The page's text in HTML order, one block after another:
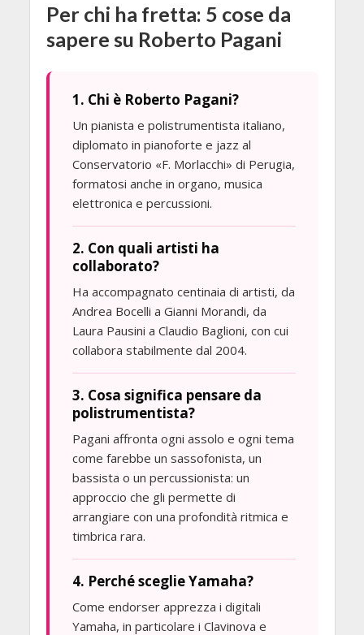
Per chi ha fretta: 5 cose da
sapere su Roberto Pagani
1. Chi è Roberto Pagani?
Un pianista e polistrumentista italiano,
diplomato in pianoforte e jazz al
Conservatorio «F. Morlacchi» di Perugia,
formatosi anche in organo, musica
elettronica e percussioni.
2. Con quali artisti ha
collaborato?
Ha accompagnato centinaia di artisti, da
Andrea Bocelli a Gianni Morandi, da
Laura Pausini a Claudio Baglioni, con cui
collabora stabilmente dal 2004.
3. Cosa significa pensare da
polistrumentista?
Pagani affronta ogni assolo e ogni tema
come farebbe un sassofonista, un
bassista o un percussionista: un
approccio che gli permette di
arrangiare con una profondità ritmica e
timbrica rara.
4. Perché sceglie Yamaha?
Come endorser apprezza i digitali
Yamaha, in particolare i Clavinova e